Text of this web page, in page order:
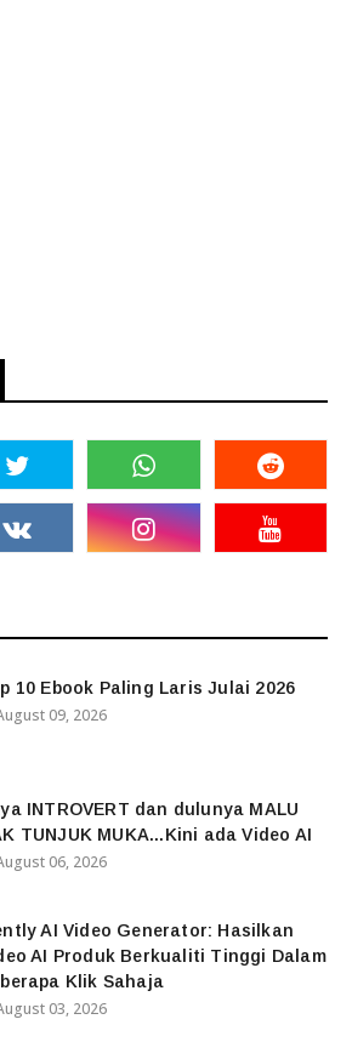
10 Ebook Paling Laris Julai 2026
09, 2026
INTROVERT dan dulunya MALU
TUNJUK MUKA...Kini ada Video AI
06, 2026
AI Video Generator: Hasilkan
AI Produk Berkualiti Tinggi Dalam
Klik Sahaja
03, 2026